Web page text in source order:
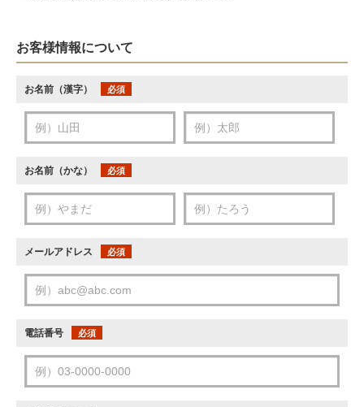
お客様情報について
お名前（漢字） 必須
お名前（かな） 必須
メールアドレス 必須
電話番号 必須